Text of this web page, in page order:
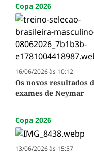
Copa 2026
16/06/2026 às 10:12
Os novos resultados
exames de Neymar
Copa 2026
13/06/2026 às 15:57